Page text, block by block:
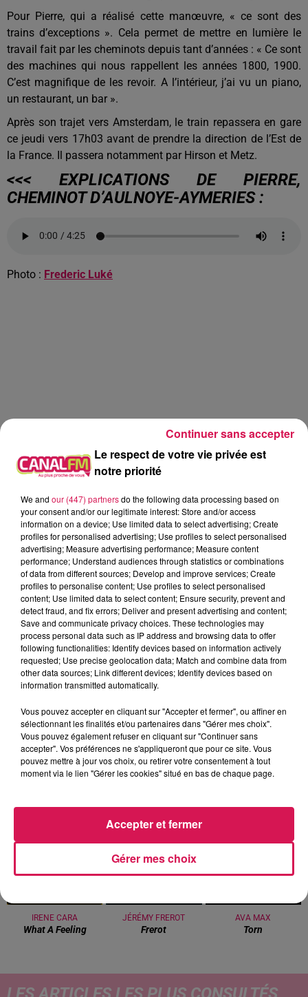
Pour Pierre, qui a réalisé cette manœuvre, « ce sont des
trains d’exceptions ». Cela permet de mettre en lumière le
travail fait par les cheminots depuis tant d’années : « Ce sont
des machines qui nous rappellent les années 1800, 1900.
C’est magnifique de les revoir. A l’intérieur, j’ai vu un piano,
un restaurant, un bar ».
Après son trajet vers Amsterdam, le train repassera en gare
ce jeudi vers 17h03 avant de prendre la direction de l’Est de
la France. Il passera notamment par Hirson et Metz.
<<< EXPLICATIONS DE PIERRE,
CHEMINOT D’AULNOYE-AYMERIES :
Photo : Frederic Luké
À L'ANTENNE
20h00 - 22h00
Les hits de Canal FM
IRENE CARA
What A Feeling
20h41
20h41
JÉRÉMY FREROT
Frerot
AVA MAX
Torn
Le respect de votre vie privée est
notre priorité
We and our (447) partnersdo the following data processing based on
your consent and/or our legitimate interest: Store and/or access
information on a device; Use limited data to select advertising; Create
profiles for personalised advertising; Use profiles to select personalised
advertising; Measure advertising performance; Measure content
performance; Understand audiences through statistics or combinations
of data from different sources; Develop and improve services; Create
profiles to personalise content; Use profiles to select personalised
content; Use limited data to select content; Ensure security, prevent and
detect fraud, and fix errors; Deliver and present advertising and content;
Save and communicate privacy choices. These technologies may
process personal data such as IP address and browsing data to offer
following functionalities: Identify devices based on information actively
requested; Use precise geolocation data; Match and combine data from
other data sources; Link different devices; Identify devices based on
information transmitted automatically.
Vous pouvez accepter en cliquant sur "Accepter et fermer", ou affiner en
sélectionnant les finalités et/ou partenaires dans "Gérer mes choix".
Vous pouvez également refuser en cliquant sur "Continuer sans
accepter". Vos préférences ne s'appliqueront que pour ce site. Vous
pouvez mettre à jour vos choix, ou retirer votre consentement à tout
moment via le lien "Gérer les cookies" situé en bas de chaque page.
Gérer mes choix
Accepter et fermer
Continuer sans accepter